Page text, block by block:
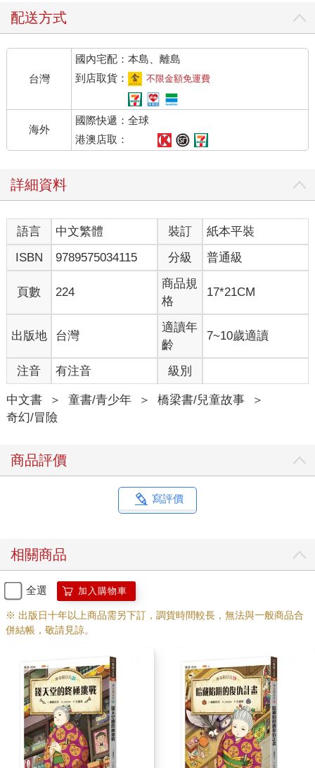
配送方式
台灣
國內宅配：本島、離島
到店取貨：
不限金額免運費
海外
國際快遞：全球
港澳店取：
詳細資料
語言 中文繁體 裝訂
紙本平裝
ISBN
9789575034115 分級 普通級
頁數 224
商品規
格
17*21CM
出版地 台灣
適讀年
齡
7~10歲適讀
注音 有注音 級別
中文書 ＞ 童書/青少年 ＞ 橋梁書/兒童故事
＞
奇幻/冒險
商品評價
寫評價
相關商品
全選 加入購物車
※ 出版日十年以上商品需另下訂，調貨時間較長，無法與一般商品合
併結帳，敬請見諒。